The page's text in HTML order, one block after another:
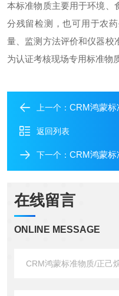
本标准物质主要用于环境、
分残留检测，也可用于农
量、监测方法评价和仪器校
为认证考核现场专用标准物质
上一个： CRM鸿蒙标准物质
返回列表
下一个： CRM鸿蒙标准物
在线留言
ONLINE MESSAGE